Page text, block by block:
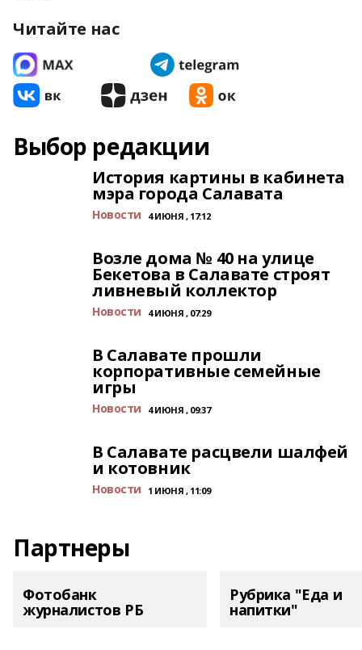
Читайте нас
Выбор редакции
История картины в кабинета
мэра города Салавата
Новости 4 ИЮНЯ , 17:12
Возле дома № 40 на улице
Бекетова в Салавате строят
ливневый коллектор
Новости 4 ИЮНЯ , 07:29
В Салавате прошли
корпоративные семейные
игры
Новости 4 ИЮНЯ , 09:37
В Салавате расцвели шалфей
и котовник
Новости 1 ИЮНЯ , 11:09
Партнеры
Фотобанк
журналистов РБ
Рубрика "Еда и
напитки"